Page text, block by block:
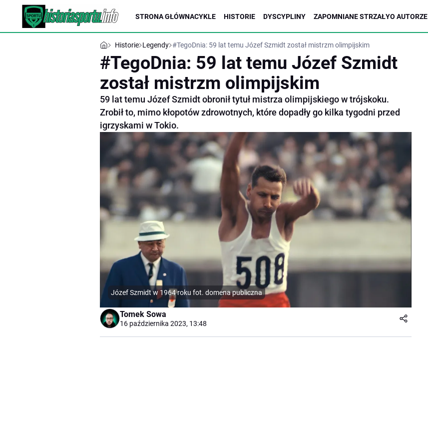
STRONA GŁÓWNACYKLE HISTORIE DYSCYPLINY ZAPOMNIANE STRZAŁYO AUTORZE
Historie Legendy #TegoDnia: 59 lat temu Józef Szmidt został mistrzm olimpijskim
#TegoDnia: 59 lat temu Józef Szmidt
został mistrzm olimpijskim
59 lat temu Józef Szmidt obronił tytuł mistrza olimpijskiego w trójskoku.
Zrobił to, mimo kłopotów zdrowotnych, które dopadły go kilka tygodni przed
igrzyskami w Tokio.
Józef Szmidt w 1964 roku fot. domena publiczna
Tomek Sowa
16 października 2023, 13:48